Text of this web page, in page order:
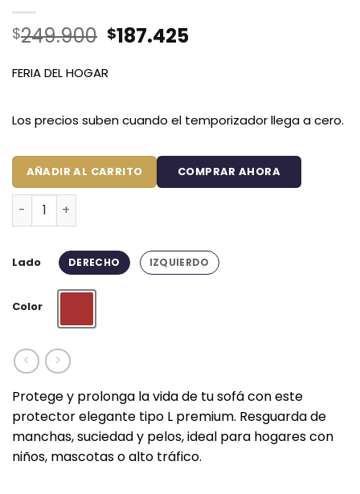
$249.900 El
original
$249.900.
$187.425El
$187.425.
FERIA DEL HOGAR
Los precios suben cuando el temporizador llega a cero.
Lado DERECHO IZQUIERDO
Color
Protector de Sofá Premium Vinotinto en L cantidad
AÑADIR AL CARRITO COMPRAR AHORA
Protege y prolonga la vida de tu sofá con este
protector elegante tipo L premium. Resguarda de
manchas, suciedad y pelos, ideal para hogares con
niños, mascotas o alto tráfico.